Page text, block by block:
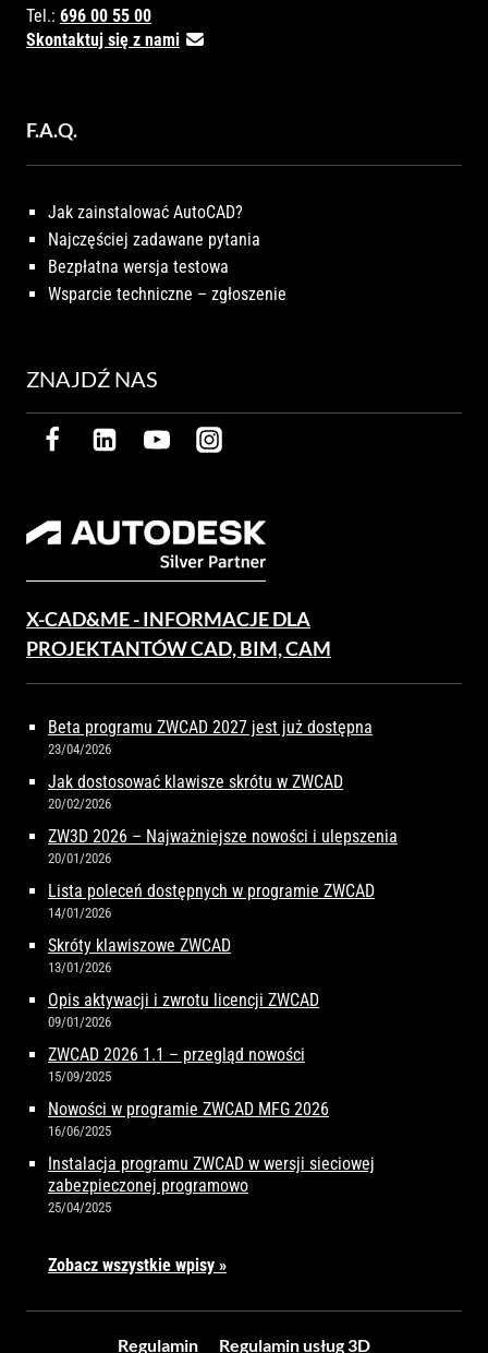
Tel.: 696 00 55 00
Skontaktuj się z nami
F.A.Q.
Jak zainstalować AutoCAD?
Najczęściej zadawane pytania
Bezpłatna wersja testowa
Wsparcie techniczne – zgłoszenie
ZNAJDŹ NAS
X-CAD&ME - INFORMACJE DLA
PROJEKTANTÓW CAD, BIM, CAM
Beta programu ZWCAD 2027 jest już dostępna
23/04/2026
Jak dostosować klawisze skrótu w ZWCAD
20/02/2026
ZW3D 2026 – Najważniejsze nowości i ulepszenia
20/01/2026
Lista poleceń dostępnych w programie ZWCAD
14/01/2026
Skróty klawiszowe ZWCAD
13/01/2026
Opis aktywacji i zwrotu licencji ZWCAD
09/01/2026
ZWCAD 2026 1.1 – przegląd nowości
15/09/2025
Nowości w programie ZWCAD MFG 2026
16/06/2025
Instalacja programu ZWCAD w wersji sieciowej
zabezpieczonej programowo
25/04/2025
Zobacz wszystkie wpisy »
Regulamin Regulamin usług 3D